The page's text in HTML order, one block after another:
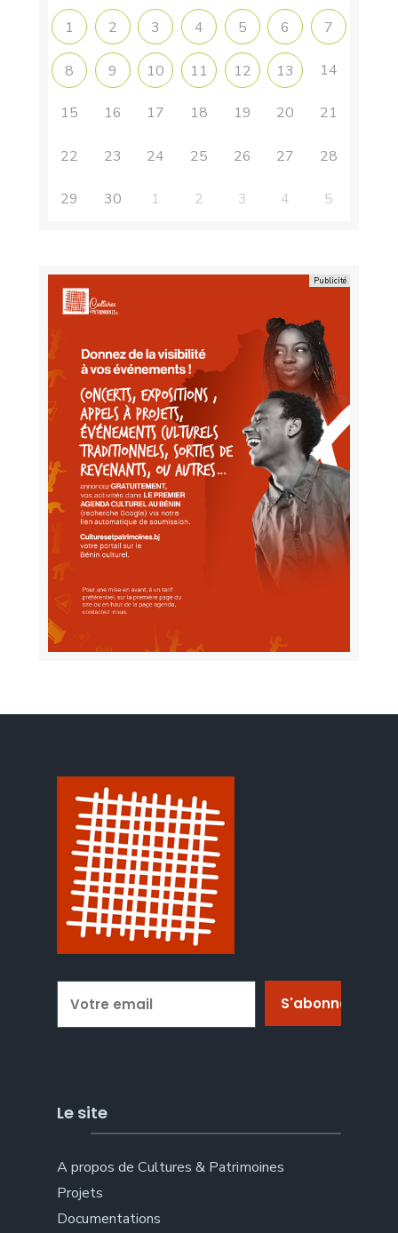
1 2 3 4 5 6 7
8 9 10 11 12 13 14
15 16 17 18 19 20 21
22 23 24 25 26 27 28
29 30 1 2 3 4 5
Le site
A propos de Cultures & Patrimoines
Projets
Documentations